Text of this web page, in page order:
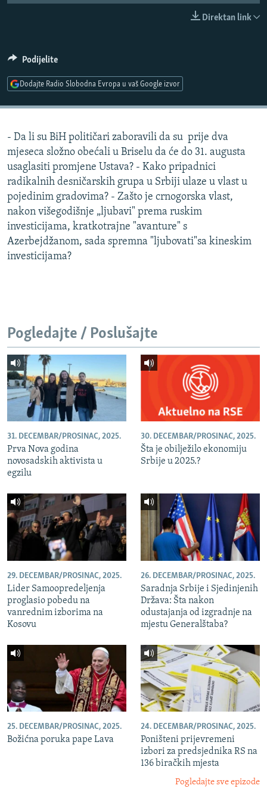
SPECIJALI RSE
VIŠE OD NASLOVA
TV LIBERTY
POST SCRIPTUM
MOJA EVROPA
TRI DECENIJE OD RATA U BIH
SVE KARTE DEJTONA
NASTANAK I RASPAD JUGOSLAVIJE
PRATITE NAS
Sve RFE/RL stranice
Direktan link
Podijelite
Dodajte Radio Slobodna Evropa u vaš Google izvor
- Da li su BiH političari zaboravili da su prije dva
mjeseca složno obećali u Briselu da će do 31. augusta
usaglasiti promjene Ustava? - Kako pripadnici
radikalnih desničarskih grupa u Srbiji ulaze u vlast u
pojedinim gradovima? - Zašto je crnogorska vlast,
nakon višegodišnje „ljubavi" prema ruskim
investicijama, kratkotrajne "avanture" s
Azerbejdžanom, sada spremna "ljubovati"sa kineskim
investicijama?
Pogledajte / Poslušajte
31. DECEMBAR/PROSINAC, 2025.
Prva Nova godina
novosadskih aktivista u
egzilu
30. DECEMBAR/PROSINAC, 2025.
Šta je obilježilo ekonomiju
Srbije u 2025.?
29. DECEMBAR/PROSINAC, 2025.
Lider Samoopredeljenja
proglasio pobedu na
vanrednim izborima na
Kosovu
26. DECEMBAR/PROSINAC, 2025.
Saradnja Srbije i Sjedinjenih
Država: Šta nakon
odustajanja od izgradnje na
mjestu Generalštaba?
25. DECEMBAR/PROSINAC, 2025.
Božićna poruka pape Lava
24. DECEMBAR/PROSINAC, 2025.
Poništeni prijevremeni
izbori za predsjednika RS na
136 biračkih mjesta
Pogledajte sve epizode